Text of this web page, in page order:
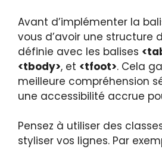
Avant d’implémenter la
vous d’avoir une structure
définie avec les balises
<tbody>, et <tfoot>. Cela
meilleure compréhension
une accessibilité accrue
Pensez à utiliser des
styliser vos lignes. Par